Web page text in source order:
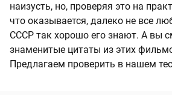
наизусть, но, проверяя это на
что оказывается, далеко не все
СССР так хорошо его знают. А вы
знаменитые цитаты из этих
Предлагаем проверить в нашем